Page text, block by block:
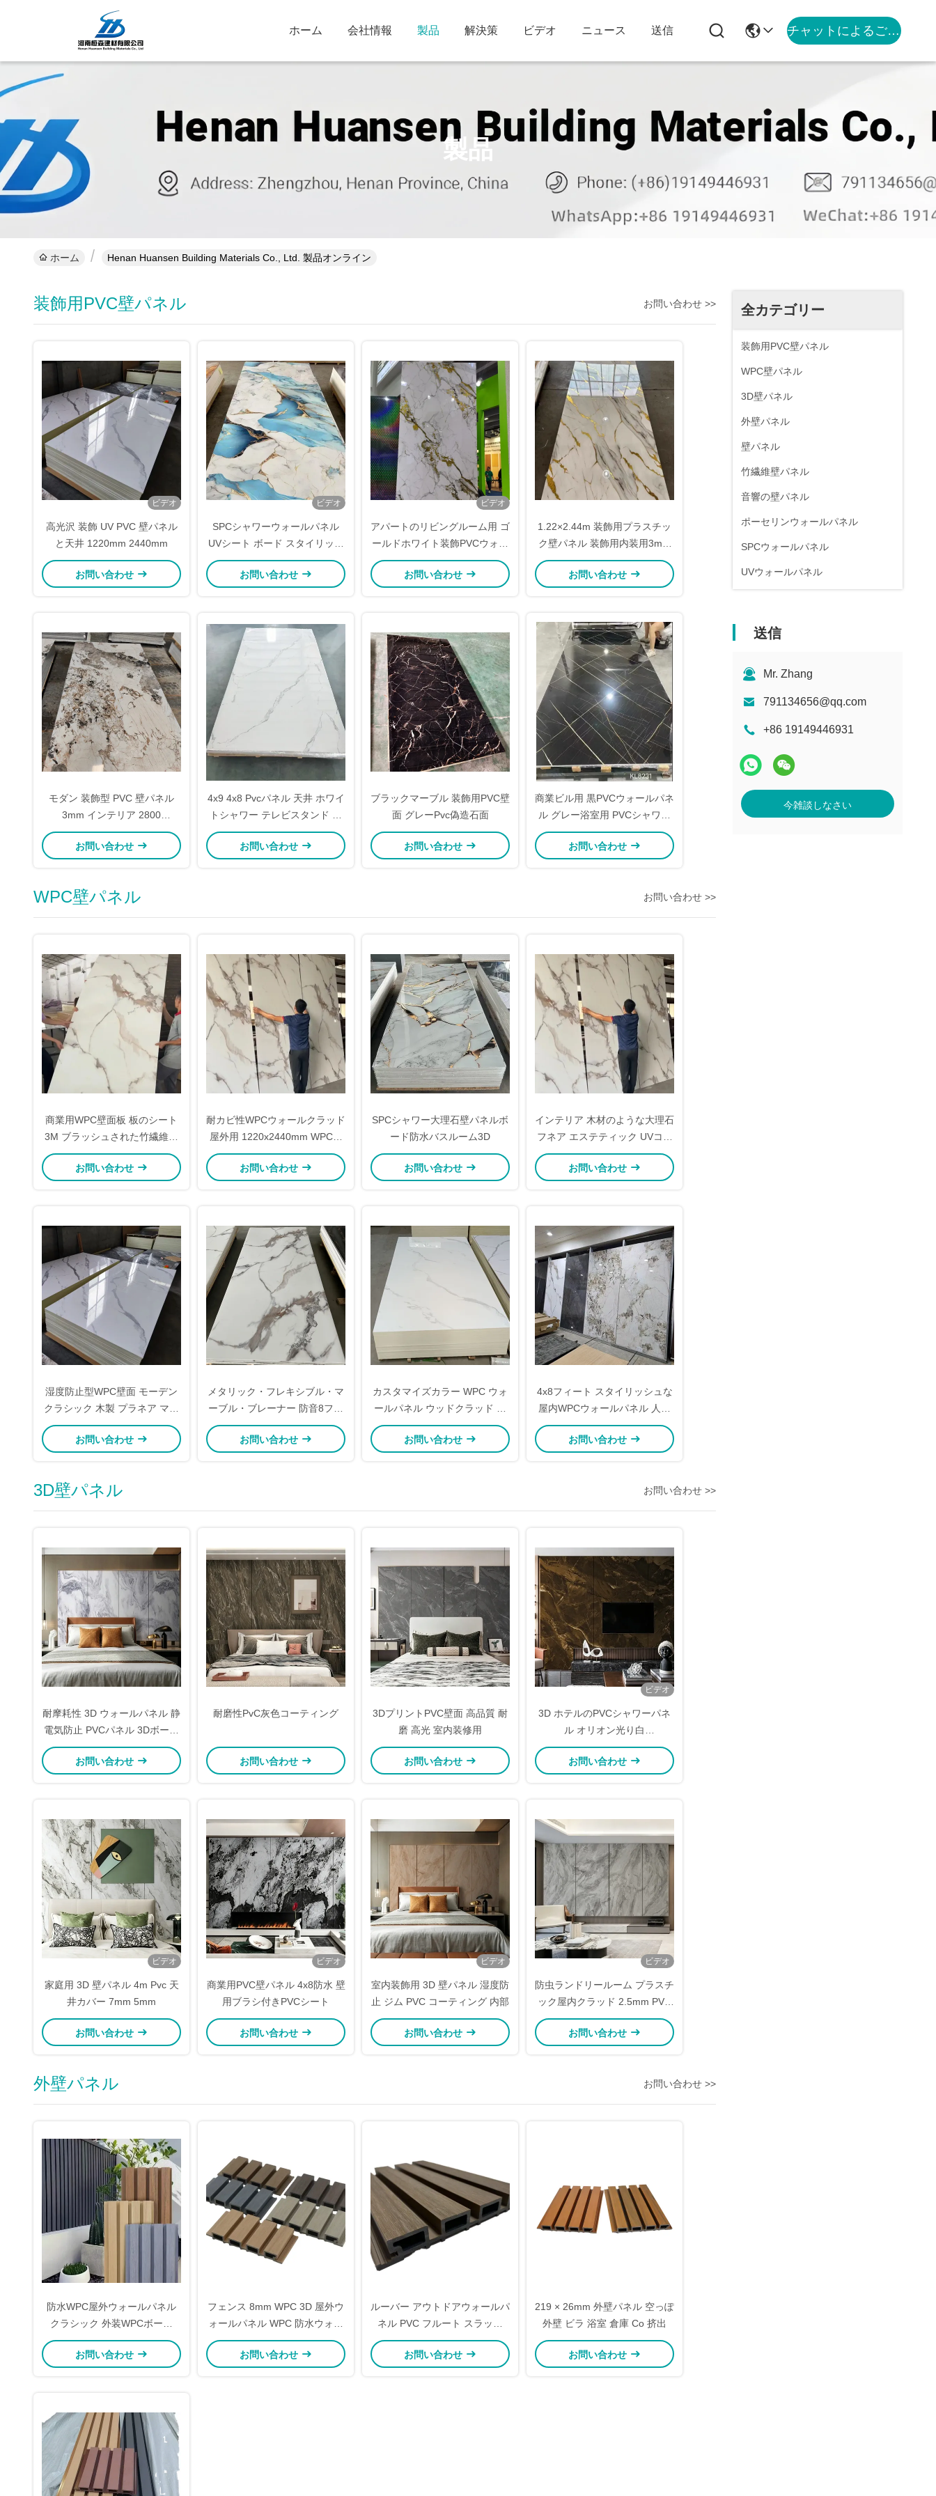
ホーム 会社情報 製品 解決策 ビデオ ニュース 送信 チャットによるご相談
製品
ホーム Henan Huansen Building Materials Co., Ltd. 製品オンライン
全カテゴリー
装飾用PVC壁パネル
WPC壁パネル
3D壁パネル
外壁パネル
壁パネル
竹繊維壁パネル
音響の壁パネル
ポーセリンウォールパネル
SPCウォールパネル
UVウォールパネル
送信
Mr. Zhang
791134656@qq.com
+86 19149446931
今雑談しなさい
装飾用PVC壁パネル お問い合わせ >>
ビデオ
高光沢 装飾 UV PVC 壁パネル
と天井 1220mm 2440mm
お問い合わせ
ビデオ
SPCシャワーウォールパネル
UVシート ボード スタイリッシ
ュなバスルームクラッディング
パネル 4 x 8フィート
お問い合わせ
ビデオ
アパートのリビングルーム用 ゴ
ールドホワイト装飾PVCウォー
ルパネル 大理石シート
お問い合わせ
1.22×2.44m 装飾用プラスチッ
ク壁パネル 装飾用内装用3mm
の大理石シート
お問い合わせ
モダン 装飾型 PVC 壁パネル
3mm インテリア 2800
1200mm 音吸収
お問い合わせ
4x9 4x8 Pvcパネル 天井 ホワイ
トシャワー テレビスタンド 壁
パネルボード
お問い合わせ
ブラックマーブル 装飾用PVC壁
面 グレーPvc偽造石面
お問い合わせ
商業ビル用 黒PVCウォールパネ
ル グレー浴室用 PVCシャワー
クラッド
お問い合わせ
WPC壁パネル お問い合わせ >>
商業用WPC壁面板 板のシート
3M ブラッシュされた竹繊維壁
面板
お問い合わせ
耐カビ性WPCウォールクラッド
屋外用 1220x2440mm WPC間
仕切り壁
お問い合わせ
SPCシャワー大理石壁パネルボ
ード防水バスルーム3D
お問い合わせ
インテリア 木材のような大理石
フネア エステティック UVコー
ティング Wpc 木材スラットパ
ネル
お問い合わせ
湿度防止型WPC壁面 モーデン
クラシック 木製 プラネア マル
ブル 5mm
お問い合わせ
メタリック・フレキシブル・マ
ーブル・ブレーナー 防音8フィ
ートカーボンファイバー・パネ
ル・シート
お問い合わせ
カスタマイズカラー WPC ウォ
ールパネル ウッドクラッド チ
ャコールボードウォール
2440mm 2600mm
お問い合わせ
4x8フィート スタイリッシュな
屋内WPCウォールパネル 人工
大理石調化粧板 1220mm x
2440mm
お問い合わせ
3D壁パネル お問い合わせ >>
耐摩耗性 3D ウォールパネル 静
電気防止 PVCパネル 3Dボード
デザイン 防水
お問い合わせ
耐磨性PvC灰色コーティング
お問い合わせ
3DプリントPVC壁面 高品質 耐
磨 高光 室内装修用
お問い合わせ
ビデオ
3D ホテルのPVCシャワーパネ
ル オリオン光り白
2400x1000x10mm PVCシャワ
ー壁パネル
お問い合わせ
ビデオ
家庭用 3D 壁パネル 4m Pvc 天
井カバー 7mm 5mm
お問い合わせ
ビデオ
商業用PVC壁パネル 4x8防水 壁
用ブラシ付きPVCシート
お問い合わせ
ビデオ
室内装飾用 3D 壁パネル 湿度防
止 ジム PVC コーティング 内部
お問い合わせ
ビデオ
防虫ランドリールーム プラスチ
ック屋内クラッド 2.5mm PVC
クラッド
お問い合わせ
外壁パネル お問い合わせ >>
防水WPC屋外ウォールパネル
クラシック 外装WPCボード
216mm
お問い合わせ
フェンス 8mm WPC 3D 屋外ウ
ォールパネル WPC 防水ウォー
ルパネル キッチン用
お問い合わせ
ルーバー アウトドアウォールパ
ネル PVC フルート スラット
WPC エクステリア ウッドプラ
スチックコンポジット
お問い合わせ
219 × 26mm 外壁パネル 空っぽ
外壁 ビラ 浴室 倉庫 Co 挤出
お問い合わせ